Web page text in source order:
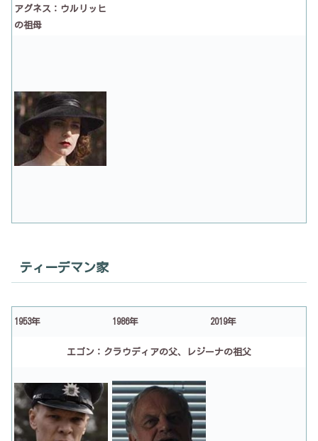
アグネス：ウルリッヒ
の祖母
ティーデマン家
1953年 1986年 2019年
エゴン：クラウディアの父、レジーナの祖父